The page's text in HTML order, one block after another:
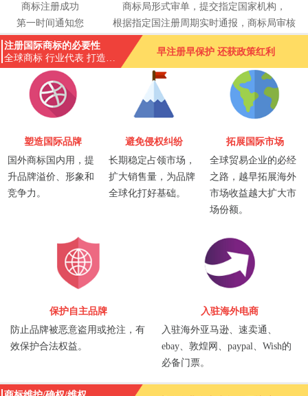
商标注册成功
第一时间通知您
商标局形式审单，提交指定国家机构，
根据指定国注册周期实时通报，商标局审核
注册国际商标的必要性
全球商标 行业代表 打造国
际化品牌
早注册早保护 还获政策红利
塑造国际品牌
国外商标国内用，提
升品牌溢价、形象和
竞争力。
避免侵权纠纷
长期稳定占领市场，
扩大销售量，为品牌
全球化打好基础。
拓展国际市场
全球贸易企业的必经
之路，越早拓展海外
市场收益越大扩大市
场份额。
保护自主品牌
防止品牌被恶意盗用或抢注，有
效保护合法权益。
入驻海外电商
入驻海外亚马逊、速卖通、
ebay、敦煌网、paypal、Wish的
必备门票。